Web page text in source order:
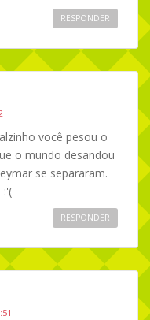
RESPONDER
você pesou o
o mundo desandou
se separaram.
:'(
RESPONDER